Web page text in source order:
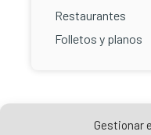
Gestionar
Restaurantes
Folletos y planos